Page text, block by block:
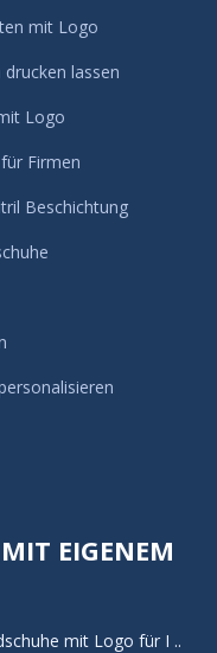
mit Logo
lassen
Logo
Firmen
Beschichtung
EIGENEM
mit Logo für I ..